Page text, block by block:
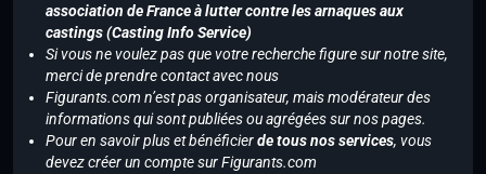
association de France à lutter contre les arnaques aux
castings (Casting Info Service)
Si vous ne voulez pas que votre recherche figure sur notre site,
merci de prendre contact avec nous
Figurants.com n’est pas organisateur, mais modérateur des
informations qui sont publiées ou agrégées sur nos pages.
Pour en savoir plus et bénéficierde tous nos services, vous
devez créer un compte sur Figurants.com